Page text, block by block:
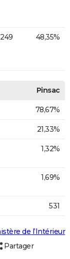
249 48,35%
Pinsac
78,67%
21,33%
1,32%
1,69%
531
de l’Intérieur
Partager